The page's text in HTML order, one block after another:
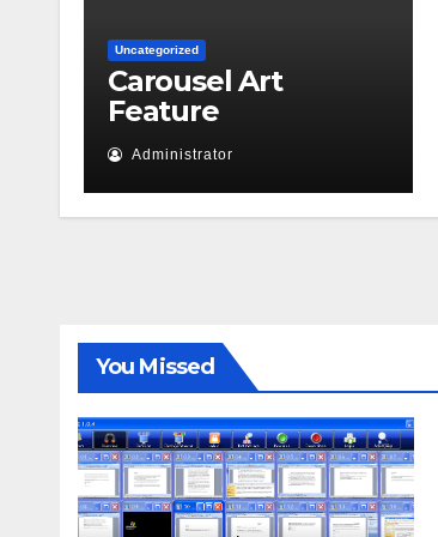
Uncategorized
Carousel Art
Feature
Administrator
You Missed